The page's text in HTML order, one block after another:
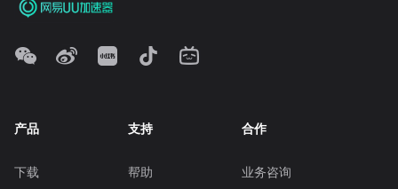
产品
下载
支持
帮助
合作
业务咨询